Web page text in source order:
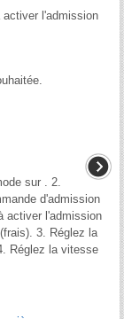
activer l'admission
sur . 2.
d'admission
activer l'admission
3. Réglez la
Réglez la vitesse